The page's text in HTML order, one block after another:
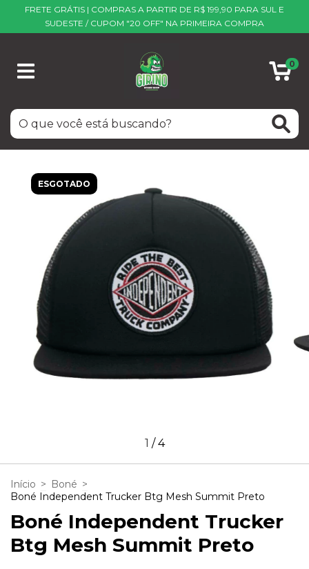
FRETE GRÁTIS | COMPRAS A PARTIR DE R$ 199,90 PARA SUL E
SUDESTE / CUPOM "20 OFF" NA PRIMEIRA COMPRA
0
ESGOTADO
1 /4
Início > Boné >
Boné Independent Trucker Btg Mesh Summit Preto
Boné Independent Trucker
Btg Mesh Summit Preto